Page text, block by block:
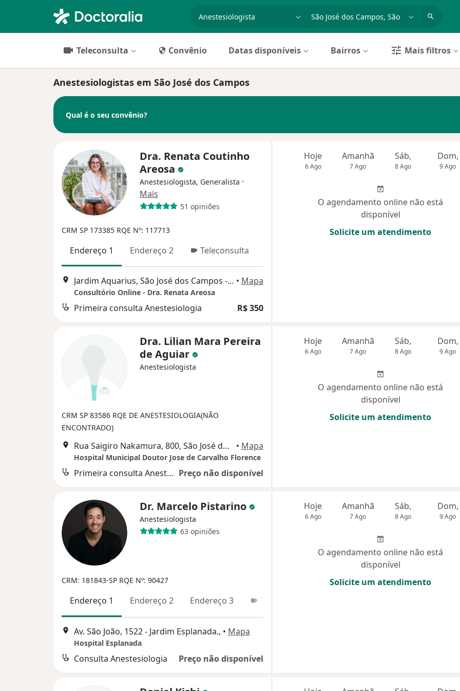
cidade ou região
Teleconsulta Convênio Datas disponíveis Bairros Mais filtros
Anestesiologistas em São José dos Campos
Qual é o seu convênio?
Dra. Renata Coutinho
Areosa
Anestesiologista, Generalista ·
Mais
51 opiniões
CRM SP 173385 RQE Nº: 117713
Endereço 1 Endereço 2 Teleconsulta
Jardim Aquarius, São José dos Campos - SP, Brasil, São José dos Campos • Mapa
Consultório Online - Dra. Renata Areosa
Primeira consulta Anestesiologia R$ 350
Hoje
6 Ago
Amanhã
7 Ago
Sáb,
8 Ago
Dom,
9 Ago
O agendamento online não está
disponível
Solicite um atendimento
Dra. Lilian Mara Pereira
de Aguiar
Anestesiologista
CRM SP 83586 RQE DE ANESTESIOLOGIA(NÃO
ENCONTRADO)
Rua Saigiro Nakamura, 800, São José dos Campos • Mapa
Hospital Municipal Doutor Jose de Carvalho Florence
Primeira consulta Anestesiologia Preço não disponível
Hoje
6 Ago
Amanhã
7 Ago
Sáb,
8 Ago
Dom,
9 Ago
O agendamento online não está
disponível
Solicite um atendimento
Dr. Marcelo Pistarino
Anestesiologista
63 opiniões
CRM: 181843-SP RQE Nº: 90427
Endereço 1 Endereço 2 Endereço 3 Teleconsulta
Av. São João, 1522 - Jardim Esplanada., • Mapa
Hospital Esplanada
Consulta Anestesiologia Preço não disponível
Hoje
6 Ago
Amanhã
7 Ago
Sáb,
8 Ago
Dom,
9 Ago
O agendamento online não está
disponível
Solicite um atendimento